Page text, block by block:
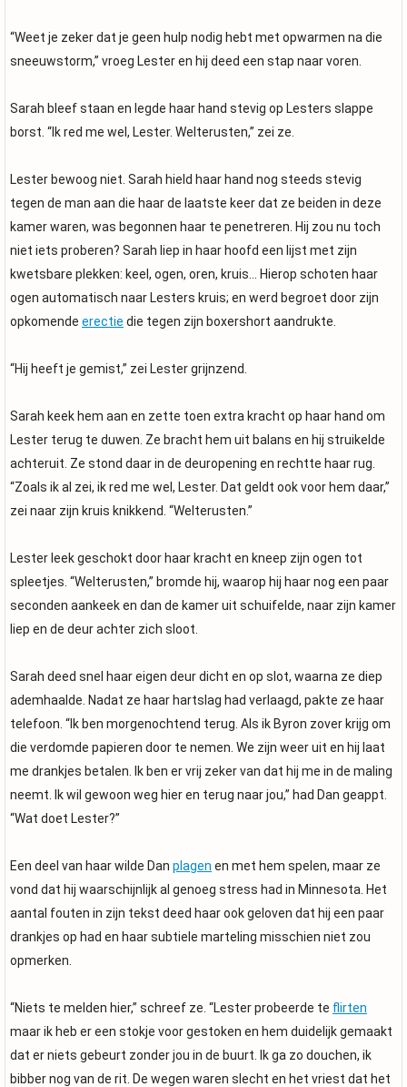
“Weet je zeker dat je geen hulp nodig hebt met opwarmen na die
sneeuwstorm,” vroeg Lester en hij deed een stap naar voren.
Sarah bleef staan en legde haar hand stevig op Lesters slappe
borst. “Ik red me wel, Lester. Welterusten,” zei ze.
Lester bewoog niet. Sarah hield haar hand nog steeds stevig
tegen de man aan die haar de laatste keer dat ze beiden in deze
kamer waren, was begonnen haar te penetreren. Hij zou nu toch
niet iets proberen? Sarah liep in haar hoofd een lijst met zijn
kwetsbare plekken: keel, ogen, oren, kruis... Hierop schoten haar
ogen automatisch naar Lesters kruis; en werd begroet door zijn
opkomende erectie die tegen zijn boxershort aandrukte.
“Hij heeft je gemist,” zei Lester grijnzend.
Sarah keek hem aan en zette toen extra kracht op haar hand om
Lester terug te duwen. Ze bracht hem uit balans en hij struikelde
achteruit. Ze stond daar in de deuropening en rechtte haar rug.
“Zoals ik al zei, ik red me wel, Lester. Dat geldt ook voor hem daar,”
zei naar zijn kruis knikkend. “Welterusten.”
Lester leek geschokt door haar kracht en kneep zijn ogen tot
spleetjes. “Welterusten,” bromde hij, waarop hij haar nog een paar
seconden aankeek en dan de kamer uit schuifelde, naar zijn kamer
liep en de deur achter zich sloot.
Sarah deed snel haar eigen deur dicht en op slot, waarna ze diep
ademhaalde. Nadat ze haar hartslag had verlaagd, pakte ze haar
telefoon. “Ik ben morgenochtend terug. Als ik Byron zover krijg om
die verdomde papieren door te nemen. We zijn weer uit en hij laat
me drankjes betalen. Ik ben er vrij zeker van dat hij me in de maling
neemt. Ik wil gewoon weg hier en terug naar jou,” had Dan geappt.
“Wat doet Lester?”
Een deel van haar wilde Dan plagen en met hem spelen, maar ze
vond dat hij waarschijnlijk al genoeg stress had in Minnesota. Het
aantal fouten in zijn tekst deed haar ook geloven dat hij een paar
drankjes op had en haar subtiele marteling misschien niet zou
opmerken.
“Niets te melden hier,” schreef ze. “Lester probeerde te flirten
maar ik heb er een stokje voor gestoken en hem duidelijk gemaakt
dat er niets gebeurt zonder jou in de buurt. Ik ga zo douchen, ik
bibber nog van de rit. De wegen waren slecht en het vriest dat het